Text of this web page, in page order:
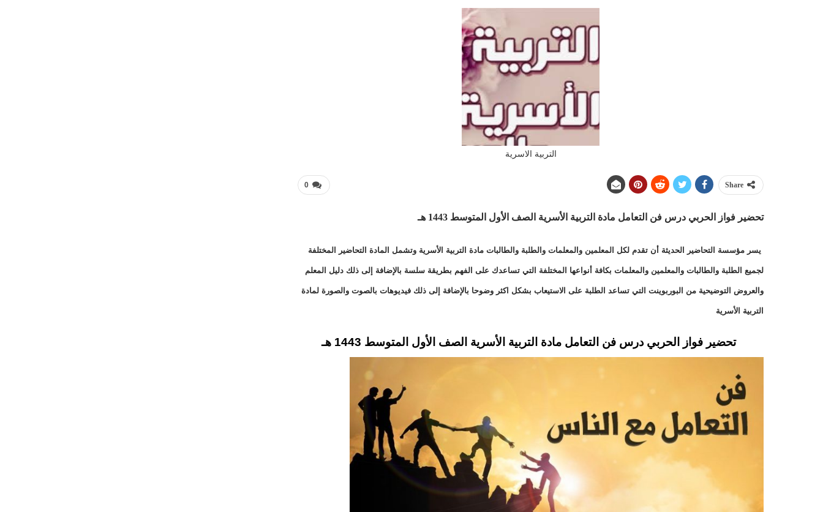
التربية الاسرية
0 Share
تحضير فواز الحربي درس فن التعامل مادة التربية الأسرية الصف الأول المتوسط 1443 هـ
يسر مؤسسة التحاضير الحديثة أن تقدم لكل المعلمين والمعلمات والطلبة والطالبات مادة التربية الأسرية وتشمل المادة التحاضير المختلفة
لجميع الطلبة والطالبات والمعلمين والمعلمات بكافة أنواعها المختلفة التي تساعدك على الفهم بطريقة سلسة بالإضافة إلى ذلك دليل المعلم
والعروض التوضيحية من البوربوينت التي تساعد الطلبة على الاستيعاب بشكل اكثر وضوحا بالإضافة إلى ذلك فيديوهات بالصوت والصورة لمادة
التربية الأسرية
تحضير فواز الحربي درس فن التعامل مادة التربية الأسرية الصف الأول المتوسط 1443 هـ